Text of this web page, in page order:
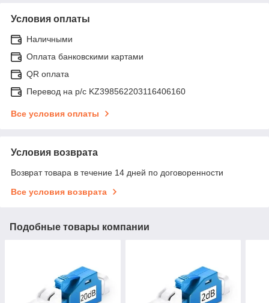
Условия оплаты
Наличными
Оплата банковскими картами
QR оплата
Перевод на р/с KZ398562203116406160
Все условия оплаты
Условия возврата
Возврат товара в течение 14 дней по договоренности
Все условия возврата
Подобные товары компании